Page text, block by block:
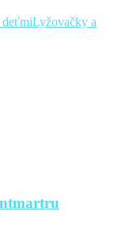
deťmiLyžovačky a